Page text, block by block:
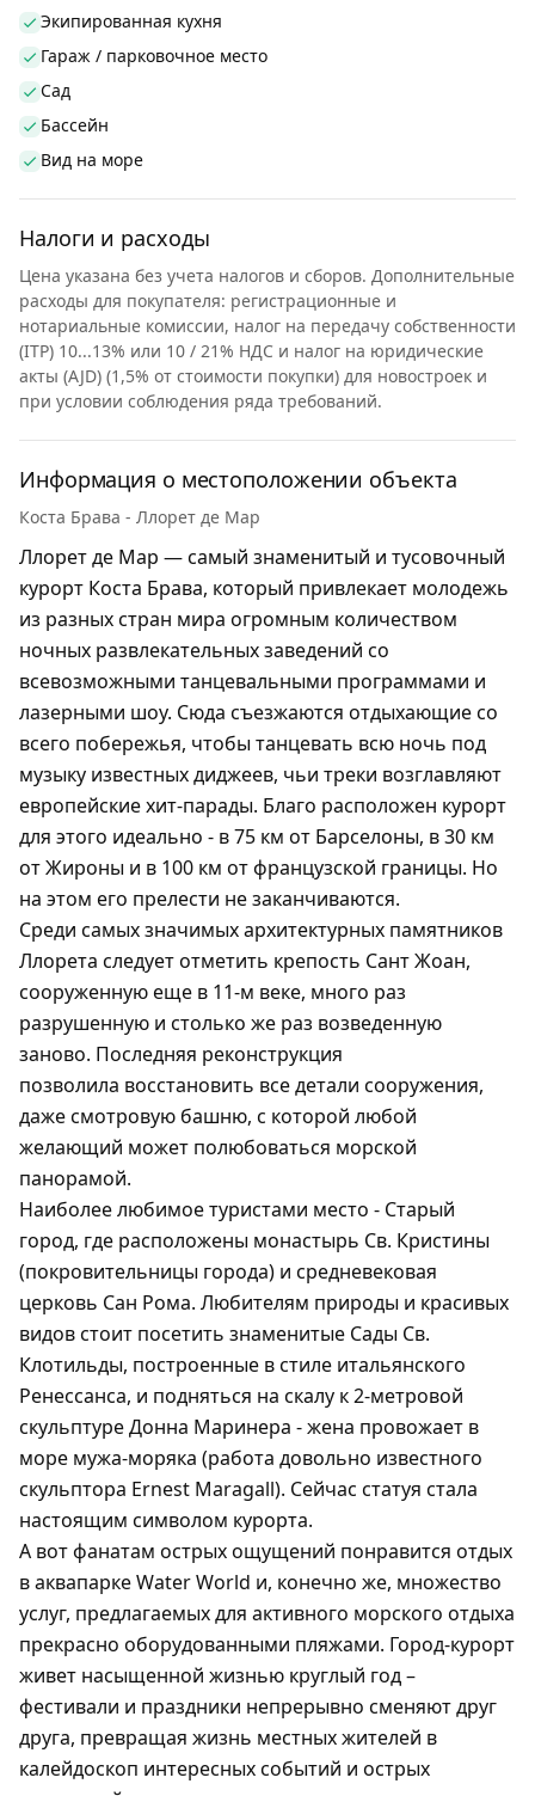
Экипированная кухня
Гараж / парковочное место
Сад
Бассейн
Вид на море
Налоги и расходы
Цена указана без учета налогов и сборов. Дополнительные
расходы для покупателя: регистрационные и
нотариальные комиссии, налог на передачу собственности
(ITP) 10...13% или 10 / 21% НДС и налог на юридические
акты (AJD) (1,5% от стоимости покупки) для новостроек и
при условии соблюдения ряда требований.
Информация о местоположении объекта
Коста Брава - Ллорет де Мар
Ллорет де Мар — самый знаменитый и тусовочный
курорт Коста Брава, который привлекает молодежь
из разных стран мира огромным количеством
ночных развлекательных заведений со
всевозможными танцевальными программами и
лазерными шоу. Сюда съезжаются отдыхающие со
всего побережья, чтобы танцевать всю ночь под
музыку известных диджеев, чьи треки возглавляют
европейские хит-парады. Благо расположен курорт
для этого идеально - в 75 км от Барселоны, в 30 км
от Жироны и в 100 км от французской границы. Но
на этом его прелести не заканчиваются.
Среди самых значимых архитектурных памятников
Ллорета следует отметить крепость Сант Жоан,
сооруженную еще в 11-м веке, много раз
разрушенную и столько же раз возведенную
заново. Последняя реконструкция
позволила восстановить все детали сооружения,
даже смотровую башню, с которой любой
желающий может полюбоваться морской
панорамой.
Наиболее любимое туристами место - Старый
город, где расположены монастырь Св. Кристины
(покровительницы города) и средневековая
церковь Сан Рома. Любителям природы и красивых
видов стоит посетить знаменитые Сады Св.
Клотильды, построенные в стиле итальянского
Ренессанса, и подняться на скалу к 2-метровой
скульптуре Донна Маринера - жена провожает в
море мужа-моряка (работа довольно известного
скульптора Ernest Maragall). Сейчас статуя стала
настоящим символом курорта.
А вот фанатам острых ощущений понравится отдых
в аквапарке Water World и, конечно же, множество
услуг, предлагаемых для активного морского отдыха
прекрасно оборудованными пляжами. Город-курорт
живет насыщенной жизнью круглый год –
фестивали и праздники непрерывно сменяют друг
друга, превращая жизнь местных жителей в
калейдоскоп интересных событий и острых